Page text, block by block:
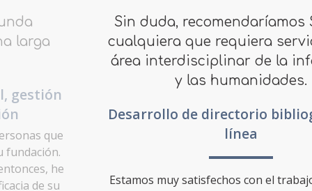
Sin duda, recomendaríamos Stílogo a
cualquiera que requiera servicios en el
área interdisciplinar de la informática
y las humanidades.
Desarrollo de directorio bibliográfico en
Estamos muy satisfechos con el trabajo de Stílogo.